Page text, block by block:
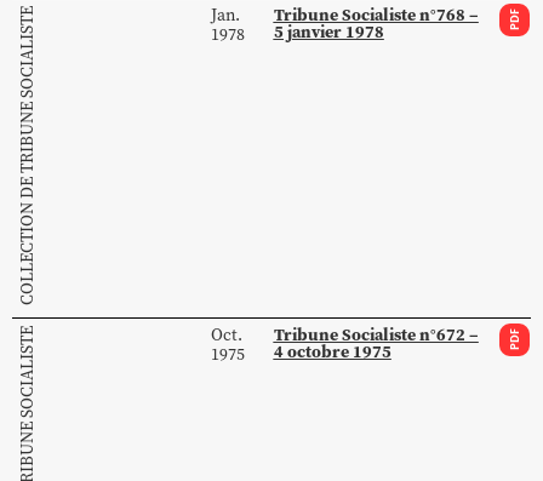
COLLECTION DE TRIBUNE SOCIALISTE
Jan.
1978
Tribune Socialiste n°768 –
5 janvier 1978 PDF
Oct.
1975
Tribune Socialiste n°672 –
4 octobre 1975 PDF